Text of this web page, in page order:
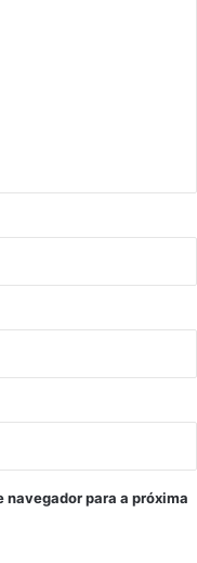
navegador para a próxima